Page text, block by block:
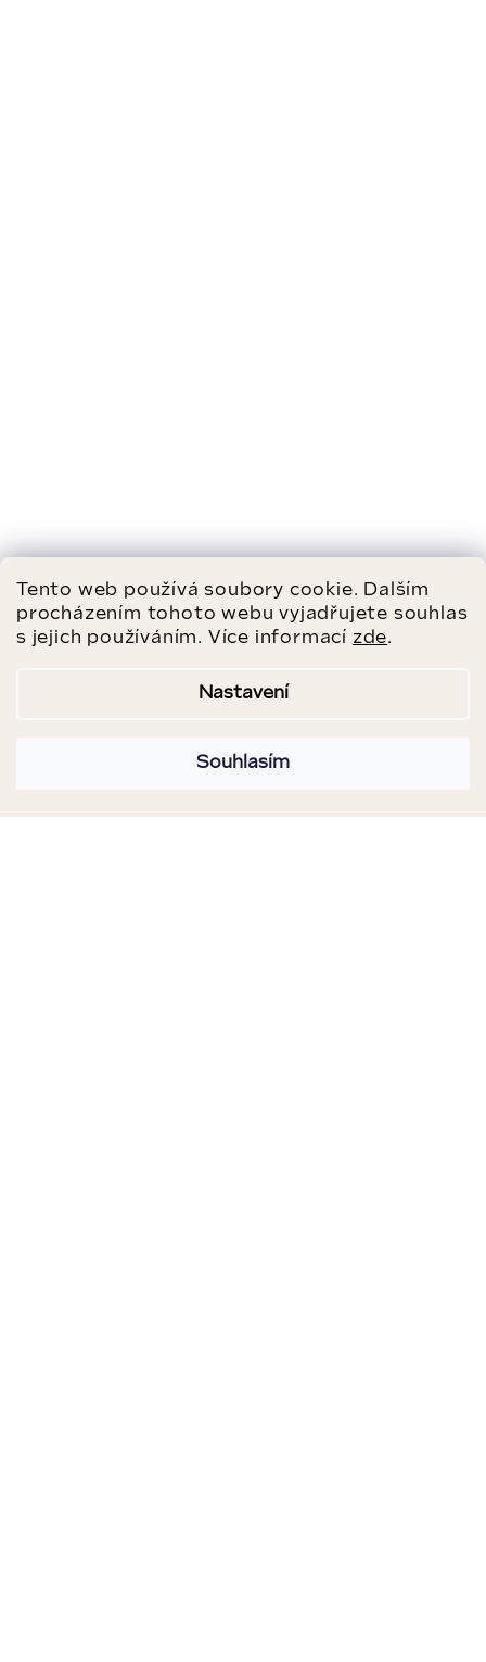
Tento web používá soubory cookie. Dalším
procházením tohoto webu vyjadřujete souhlas
s jejich používáním. Více informací zde.
Nastavení
Souhlasím